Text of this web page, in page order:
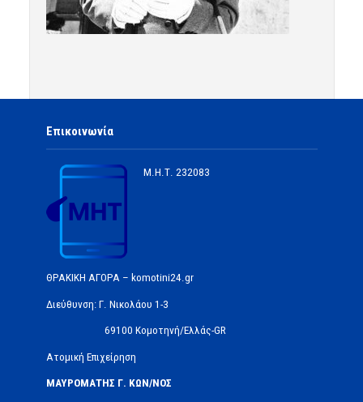
Επικοινωνία
Μ.Η.Τ. 232083
ΘΡΑΚΙΚΗ ΑΓΟΡΑ – komotini24.gr
Διεύθυνση: Γ. Νικολάου 1-3
69100 Κομοτηνή/Ελλάς-GR
Ατομική Επιχείρηση
ΜΑΥΡΟΜΑΤΗΣ Γ. ΚΩΝ/ΝΟΣ